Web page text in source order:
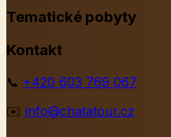
Tematické pobyty
Kontakt
📞 +420 603 769 067
✉️ info@chatatour.cz